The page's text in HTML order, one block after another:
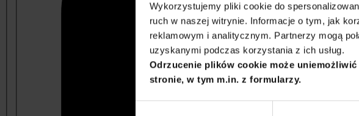
Wykorzystujemy pliki cookie do
ruch w naszej witrynie. Informacje o tym, jak
reklamowym i analitycznym. Partnerzy mogą
uzyskanymi podczas korzystania z ich usług.
Odrzucenie plików cookie może
stronie, w tym m.in. z formularzy.